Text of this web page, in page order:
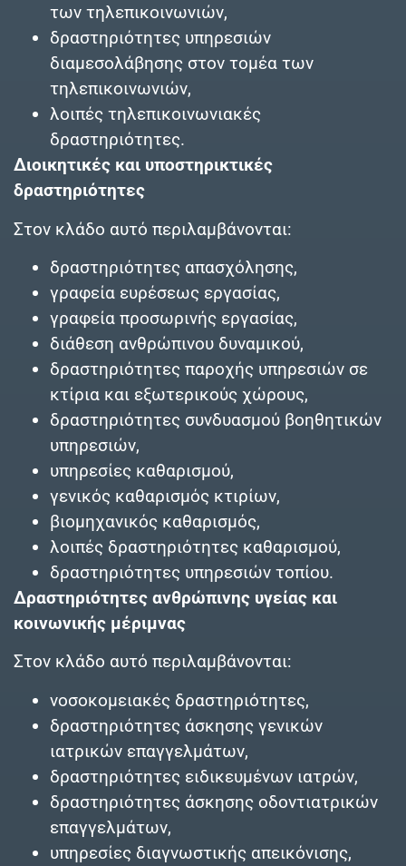
των τηλεπικοινωνιών,
δραστηριότητες υπηρεσιών
διαμεσολάβησης στον τομέα των
τηλεπικοινωνιών,
λοιπές τηλεπικοινωνιακές
δραστηριότητες.
Διοικητικές και υποστηρικτικές
δραστηριότητες
Στον κλάδο αυτό περιλαμβάνονται:
δραστηριότητες απασχόλησης,
γραφεία ευρέσεως εργασίας,
γραφεία προσωρινής εργασίας,
διάθεση ανθρώπινου δυναμικού,
δραστηριότητες παροχής υπηρεσιών σε
κτίρια και εξωτερικούς χώρους,
δραστηριότητες συνδυασμού βοηθητικών
υπηρεσιών,
υπηρεσίες καθαρισμού,
γενικός καθαρισμός κτιρίων,
βιομηχανικός καθαρισμός,
λοιπές δραστηριότητες καθαρισμού,
δραστηριότητες υπηρεσιών τοπίου.
Δραστηριότητες ανθρώπινης υγείας και
κοινωνικής μέριμνας
Στον κλάδο αυτό περιλαμβάνονται:
νοσοκομειακές δραστηριότητες,
δραστηριότητες άσκησης γενικών
ιατρικών επαγγελμάτων,
δραστηριότητες ειδικευμένων ιατρών,
δραστηριότητες άσκησης οδοντιατρικών
επαγγελμάτων,
υπηρεσίες διαγνωστικής απεικόνισης,